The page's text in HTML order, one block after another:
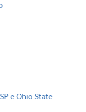
e Ohio State